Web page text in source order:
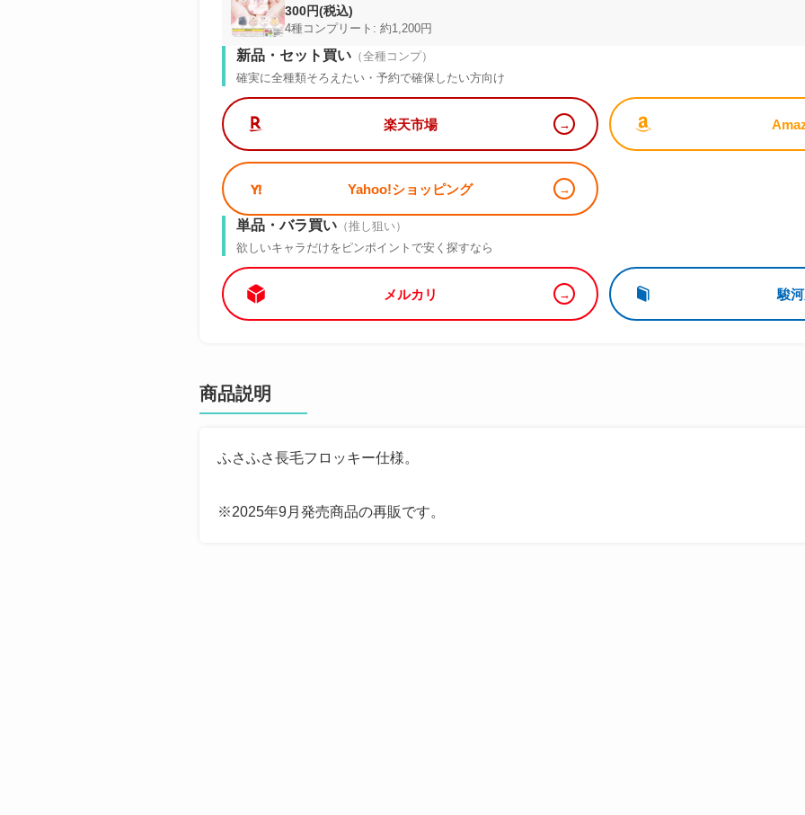
300円(税込)
4種コンプリート: 約1,200円
新品・セット買い （全種コンプ）
確実に全種類そろえたい・予約で確保したい方向け
楽天市場
Yahoo!ショッピング
単品・バラ買い （推し狙い）
欲しいキャラだけをピンポイントで安く探すなら
メルカリ 駿
商品説明
ふさふさ長毛フロッキー仕様。
※2025年9月発売商品の再販です。